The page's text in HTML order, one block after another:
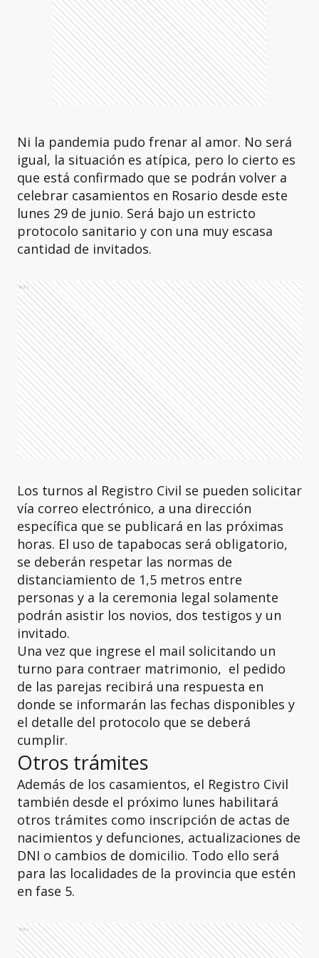
Ni la pandemia pudo frenar al amor. No será
igual, la situación es atípica, pero lo cierto es
que está confirmado que se podrán volver a
celebrar casamientos en Rosario desde este
lunes 29 de junio. Será bajo un estricto
protocolo sanitario y con una muy escasa
cantidad de invitados.
Ads
Los turnos al Registro Civil se pueden solicitar
vía correo electrónico, a una dirección
específica que se publicará en las próximas
horas. El uso de tapabocas será obligatorio,
se deberán respetar las normas de
distanciamiento de 1,5 metros entre
personas y a la ceremonia legal solamente
podrán asistir los novios, dos testigos y un
invitado.
Una vez que ingrese el mail solicitando un
turno para contraer matrimonio, el pedido
de las parejas recibirá una respuesta en
donde se informarán las fechas disponibles y
el detalle del protocolo que se deberá
cumplir.
Otros trámites
Además de los casamientos, el Registro Civil
también desde el próximo lunes habilitará
otros trámites como inscripción de actas de
nacimientos y defunciones, actualizaciones de
DNI o cambios de domicilio. Todo ello será
para las localidades de la provincia que estén
en fase 5.
Ads